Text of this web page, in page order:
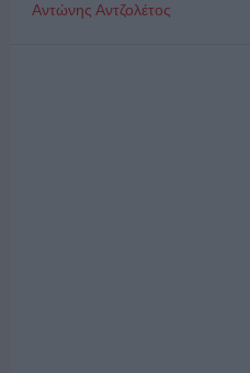
Αντώνης Αντζολέτος